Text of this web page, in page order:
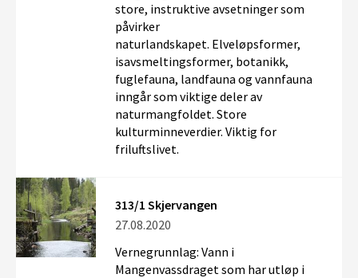
store, instruktive avsetninger som
påvirker
naturlandskapet. Elveløpsformer,
isavsmeltingsformer, botanikk,
fuglefauna, landfauna og vannfauna
inngår som viktige deler av
naturmangfoldet. Store
kulturminneverdier. Viktig for
friluftslivet.
313/1 Skjervangen
27.08.2020
Vernegrunnlag: Vann i
Mangenvassdraget som har utløp i